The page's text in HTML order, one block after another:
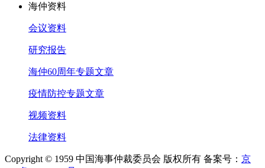
海仲资料
会议资料
研究报告
海仲60周年专题文章
疫情防控专题文章
视频资料
法律资料
Copyright © 1959 中国海事仲裁委员会 版权所有 备案号： 京